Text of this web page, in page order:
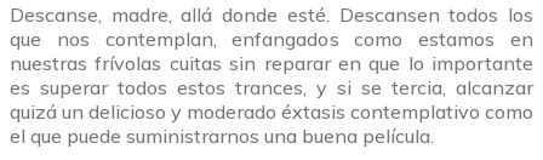
Descanse, madre, allá donde esté. Descansen todos los
que nos contemplan, enfangados como estamos en
nuestras frívolas cuitas sin reparar en que lo importante
es superar todos estos trances, y si se tercia, alcanzar
quizá un delicioso y moderado éxtasis contemplativo como
el que puede suministrarnos una buena película.